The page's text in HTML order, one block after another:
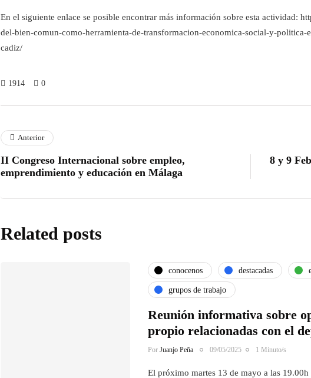
En el siguiente enlace se posible encontrar más información sobre esta actividad:
del-bien-comun-como-herramienta-de-transformacion-economica-social-y-
cadiz/
1914 0
Anterior
II Congreso Internacional sobre empleo,
emprendimiento y educación en Málaga
8 y 9
Related posts
conocenos destacadas
grupos de trabajo
Reunión informativa sobre
propio relacionadas con el
Por Juanjo Peña 09/05/2025 1 Minuto/s
El próximo martes 13 de mayo a las